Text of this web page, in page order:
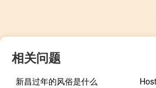
相关问题
新昌过年的风俗是什么